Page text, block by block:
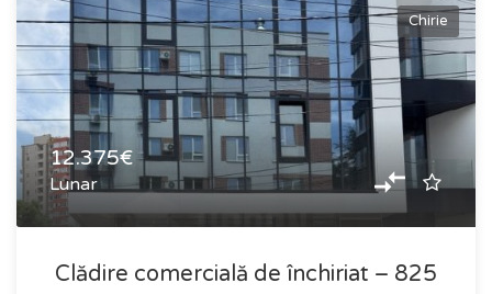
Chirie
12.375€
Lunar
Clădire comercială de închiriat – 825